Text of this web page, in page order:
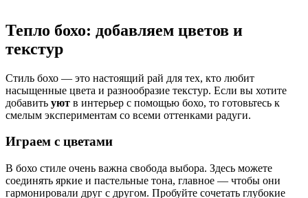
Тепло бохо: добавляем цветов и
текстур
Стиль бохо — это настоящий рай для тех, кто любит
насыщенные цвета и разнообразие текстур. Если вы хотите
добавить уют в интерьер с помощью бохо, то готовьтесь к
смелым экспериментам со всеми оттенками радуги.
Играем с цветами
В бохо стиле очень важна свобода выбора. Здесь можете
соединять яркие и пастельные тона, главное — чтобы они
гармонировали друг с другом. Пробуйте сочетать глубокие